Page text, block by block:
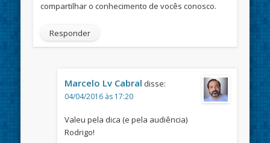
compartilhar o conhecimento de vocês conosco.
Responder
Marcelo Lv Cabral disse:
04/04/2016 às 17:20
Valeu pela dica (e pela audiência)
Rodrigo!